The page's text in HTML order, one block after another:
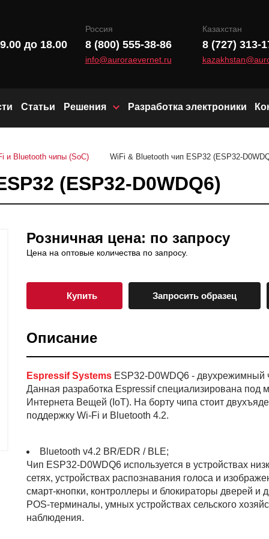
до 18.00
Россия
8 (800) 555-38-86
info@auroraevernet.ru
Казахстан
8 (727) 313-
Wi-Fi и Bluetooth модули
Статьи Решения Разработка электроники
и Bluetooth чипы (SoC) WiFi & Bluetooth чип ESP32 (ESP32-
(ESP32-D0WDQ6)
Розничная цена: по запросу
Цена на оптовые количества по запросу.
Купить Запросить образец
Описание
Espressif Systems ESP32-D0WDQ6 - двухрежимный
Данная разработка Espressif специализирована под
Интернета Вещей (IoT). На борту чипа стоит
поддержку Wi-Fi и Bluetooth 4.2.
Bluetooth v4.2 BR/EDR / BLE;
Чип ESP32-D0WDQ6 используется в устройствах
сетях, устройствах распознавания голоса и
смарт-кнопки, контроллеры и блокираторы дверей и
POS-терминалы, умных устройствах сельского
наблюдения.